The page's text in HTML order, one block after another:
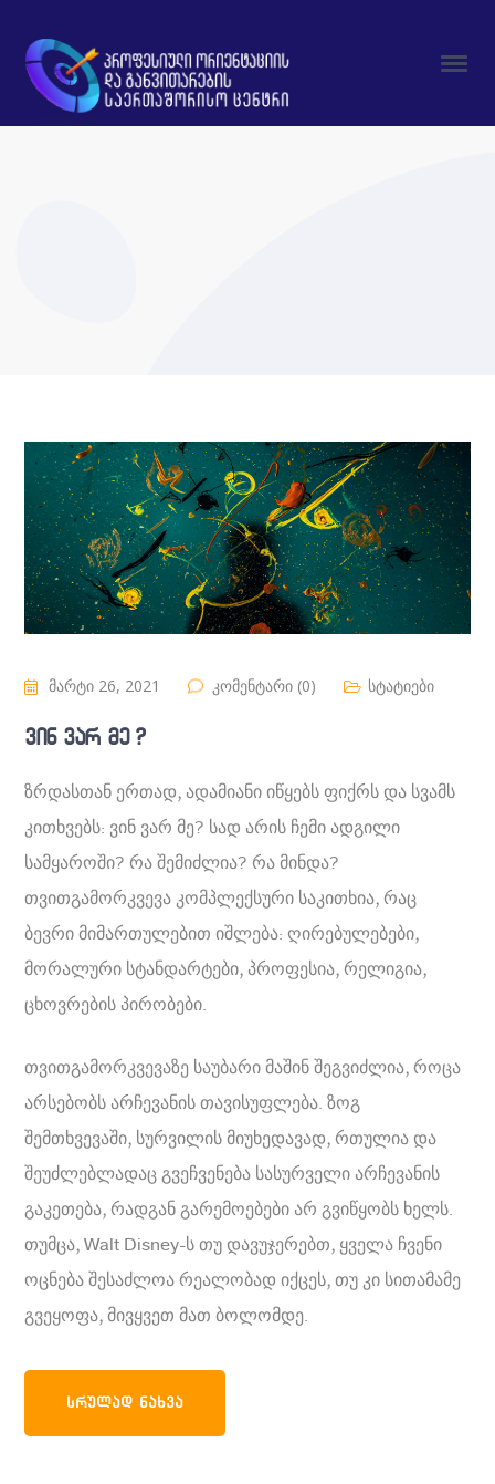
მარტი 26, 2021 კომენტარი (0) სტატიები
ვინ ვარ მე ?
ზრდასთან ერთად, ადამიანი იწყებს ფიქრს და სვამს
კითხვებს: ვინ ვარ მე? სად არის ჩემი ადგილი
სამყაროში? რა შემიძლია? რა მინდა?
თვითგამორკვევა კომპლექსური საკითხია, რაც
ბევრი მიმართულებით იშლება: ღირებულებები,
მორალური სტანდარტები, პროფესია, რელიგია,
ცხოვრების პირობები.
თვითგამორკვევაზე საუბარი მაშინ შეგვიძლია, როცა
არსებობს არჩევანის თავისუფლება. ზოგ
შემთხვევაში, სურვილის მიუხედავად, რთულია და
შეუძლებლადაც გვეჩვენება სასურველი არჩევანის
გაკეთება, რადგან გარემოებები არ გვიწყობს ხელს.
თუმცა, Walt Disney-ს თუ დავუჯერებთ, ყველა ჩვენი
ოცნება შესაძლოა რეალობად იქცეს, თუ კი სითამამე
გვეყოფა, მივყვეთ მათ ბოლომდე.
ᲡᲠᲣᲚᲐᲓ ᲜᲐᲮᲕᲐ